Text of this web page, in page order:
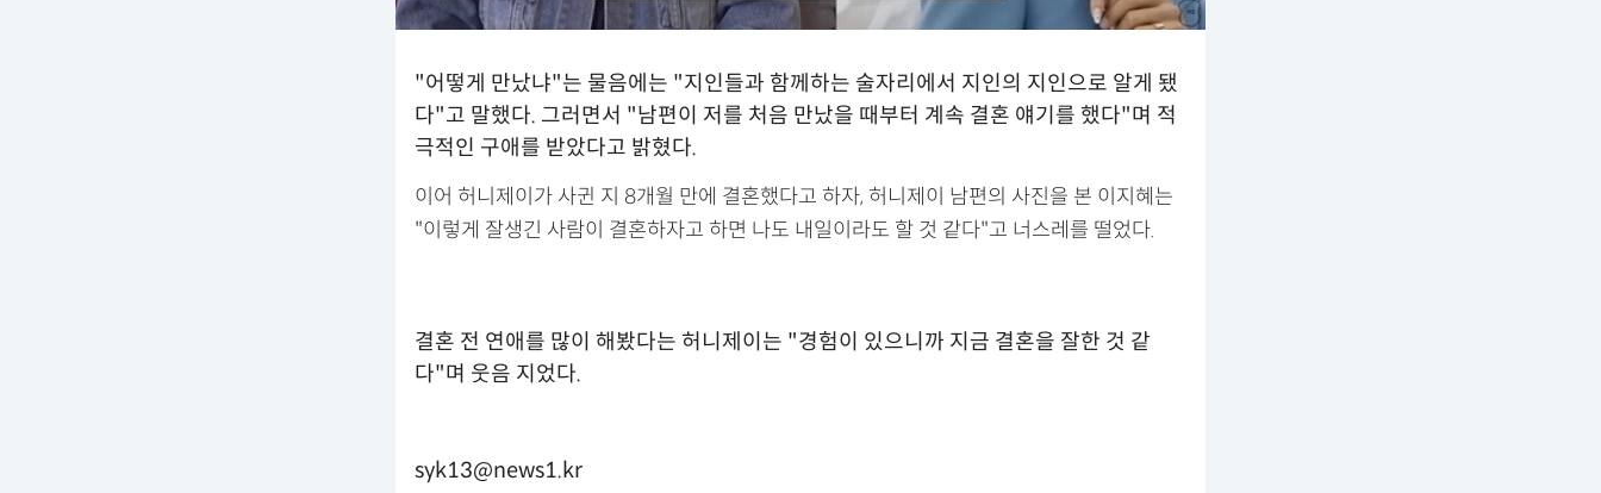
"어떻게 만났냐"는 물음에는 "지인들과 함께하는 술자리에서 지인의 지인으로 알게 됐
다"고 말했다. 그러면서 "남편이 저를 처음 만났을 때부터 계속 결혼 얘기를 했다"며 적
극적인 구애를 받았다고 밝혔다.
이어 허니제이가 사귄 지 8개월 만에 결혼했다고 하자, 허니제이 남편의 사진을 본 이지혜는
"이렇게 잘생긴 사람이 결혼하자고 하면 나도 내일이라도 할 것 같다"고 너스레를 떨었다.
결혼 전 연애를 많이 해봤다는 허니제이는 "경험이 있으니까 지금 결혼을 잘한 것 같
다"며 웃음 지었다.
syk13@news1.kr